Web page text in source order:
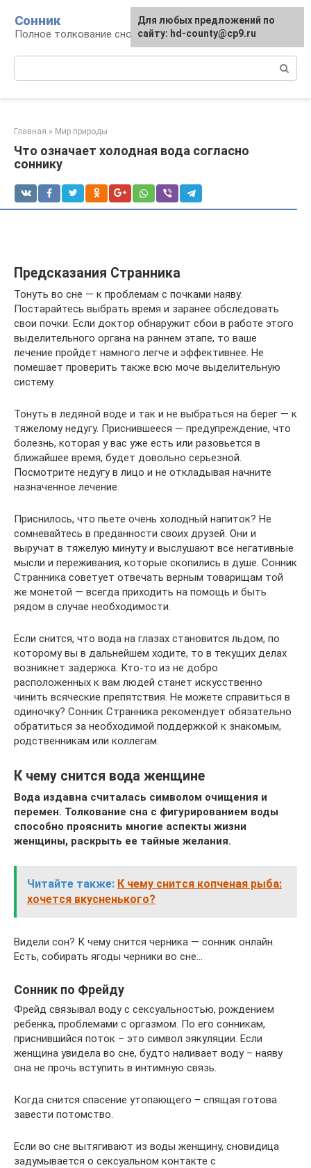
контенту
Сонник
Полное толкование снов
Главная » Мир природы
Что означает холодная вода согласно
соннику
Предсказания Странника
Тонуть во сне — к проблемам с почками наяву.
Постарайтесь выбрать время и заранее обследовать
свои почки. Если доктор обнаружит сбои в работе этого
выделительного органа на раннем этапе, то ваше
лечение пройдет намного легче и эффективнее. Не
помешает проверить также всю моче выделительную
систему.
Тонуть в ледяной воде и так и не выбраться на берег — к
тяжелому недугу. Приснившееся — предупреждение, что
болезнь, которая у вас уже есть или разовьется в
ближайшее время, будет довольно серьезной.
Посмотрите недугу в лицо и не откладывая начните
назначенное лечение.
Приснилось, что пьете очень холодный напиток? Не
сомневайтесь в преданности своих друзей. Они и
выручат в тяжелую минуту и выслушают все негативные
мысли и переживания, которые скопились в душе. Сонник
Странника советует отвечать верным товарищам той
же монетой — всегда приходить на помощь и быть
рядом в случае необходимости.
Если снится, что вода на глазах становится льдом, по
которому вы в дальнейшем ходите, то в текущих делах
возникнет задержка. Кто-то из не добро
расположенных к вам людей станет искусственно
чинить всяческие препятствия. Не можете справиться в
одиночку? Сонник Странника рекомендует обязательно
обратиться за необходимой поддержкой к знакомым,
родственникам или коллегам.
К чему снится вода женщине
Вода издавна считалась символом очищения и
перемен. Толкование сна с фигурированием воды
способно прояснить многие аспекты жизни
женщины, раскрыть ее тайные желания.
Читайте также: К чему снится копченая рыба:
хочется вкусненького?
Видели сон? К чему снится черника — сонник онлайн.
Есть, собирать ягоды черники во сне…
Сонник по Фрейду
Фрейд связывал воду с сексуальностью, рождением
ребенка, проблемами с оргазмом. По его сонникам,
приснившийся поток – это символ эякуляции. Если
женщина увидела во сне, будто наливает воду – наяву
она не прочь вступить в интимную связь.
Когда снится спасение утопающего – спящая готова
завести потомство.
Если во сне вытягивают из воды женщину, сновидица
задумывается о сексуальном контакте с
Для любых предложений по
сайту: hd-county@cp9.ru